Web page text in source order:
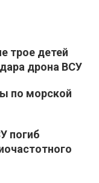
трое детей
дрона ВСУ
по морской
погиб